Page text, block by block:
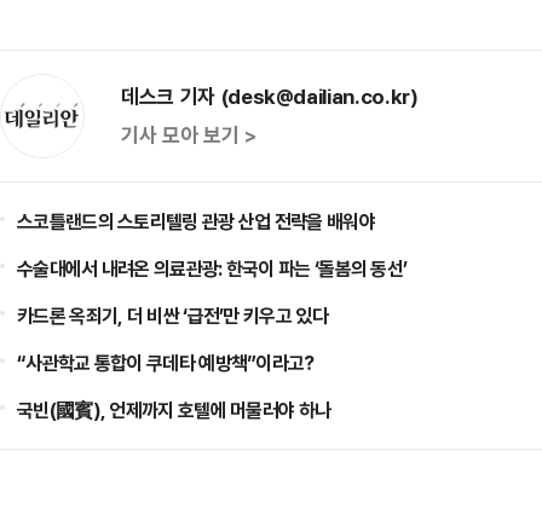
데스크 기자 (desk@dailian.co.kr)
기사 모아 보기 >
스코틀랜드의 스토리텔링 관광 산업 전략을 배워야
수술대에서 내려온 의료관광: 한국이 파는 ‘돌봄의 동선’
카드론 옥죄기, 더 비싼 ‘급전’만 키우고 있다
“사관학교 통합이 쿠데타 예방책”이라고?
국빈(國賓), 언제까지 호텔에 머물러야 하나